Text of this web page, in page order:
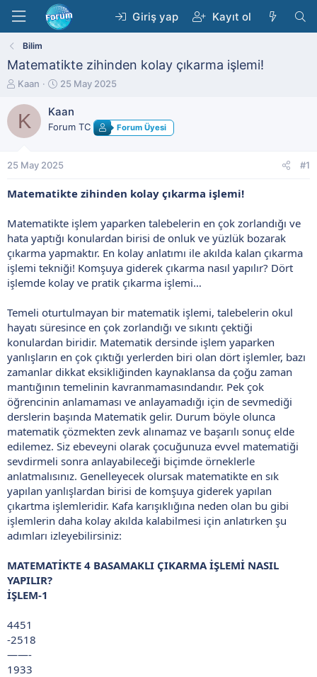
Giriş yap Kayıt ol
Bilim
Matematikte zihinden kolay çıkarma işlemi!
K
n
b
u
b
ş
a
t
Kaan
B
ş
a
g
ı
t
r
i
h
i
25 May 2025
K Kaan
Forum TC Forum Üyesi
25 May 2025 #1
Matematikte zihinden kolay çıkarma işlemi!
Matematikte işlem yaparken talebelerin en çok zorlandığı ve
hata yaptığı konulardan birisi de onluk ve yüzlük bozarak
çıkarma yapmaktır. En kolay anlatımı ile akılda kalan çıkarma
işlemi tekniği! Komşuya giderek çıkarma nasıl yapılır? Dört
işlemde kolay ve pratik çıkarma işlemi…
Temeli oturtulmayan bir matematik işlemi, talebelerin okul
hayatı süresince en çok zorlandığı ve sıkıntı çektiği
konulardan biridir. Matematik dersinde işlem yaparken
yanlışların en çok çıktığı yerlerden biri olan dört işlemler, bazı
zamanlar dikkat eksikliğinden kaynaklansa da çoğu zaman
mantığının temelinin kavranmamasındandır. Pek çok
öğrencinin anlamaması ve anlayamadığı için de sevmediği
derslerin başında Matematik gelir. Durum böyle olunca
matematik çözmekten zevk alınamaz ve başarılı sonuç elde
edilemez. Siz ebeveyni olarak çocuğunuza evvel matematiği
sevdirmeli sonra anlayabileceği biçimde örneklerle
anlatmalısınız. Genelleyecek olursak matematikte en sık
yapılan yanlışlardan birisi de komşuya giderek yapılan
çıkartma işlemleridir. Kafa karışıklığına neden olan bu gibi
işlemlerin daha kolay akılda kalabilmesi için anlatırken şu
adımları izleyebilirsiniz:
MATEMATİKTE 4 BASAMAKLI ÇIKARMA İŞLEMİ NASIL
YAPILIR?
İŞLEM-1
4451
-2518
——-
1933